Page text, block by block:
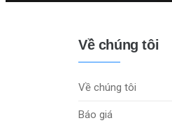
Về chúng tôi
Về chúng tôi
Báo giá